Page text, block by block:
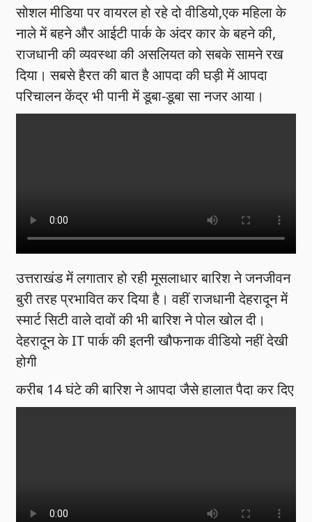
सोशल मीडिया पर वायरल हो रहे दो वीडियो,एक महिला के
नाले में बहने और आईटी पार्क के अंदर कार के बहने की,
राजधानी की व्यवस्था की असलियत को सबके सामने रख
दिया। सबसे हैरत की बात है आपदा की घड़ी में आपदा
परिचालन केंद्र भी पानी में डूबा-डूबा सा नजर आया।
उत्तराखंड में लगातार हो रही मूसलाधार बारिश ने जनजीवन
बुरी तरह प्रभावित कर दिया है। वहीं राजधानी देहरादून में
स्मार्ट सिटी वाले दावों की भी बारिश ने पोल खोल दी।
देहरादून के IT पार्क की इतनी खौफनाक वीडियो नहीं देखी
होगी
करीब 14 घंटे की बारिश ने आपदा जैसे हालात पैदा कर दिए